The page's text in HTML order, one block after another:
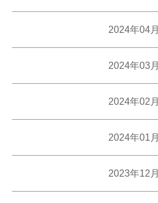
2024年04月
2024年03月
2024年02月
2024年01月
2023年12月